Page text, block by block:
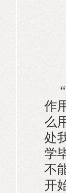
作
么
处
学
不
开